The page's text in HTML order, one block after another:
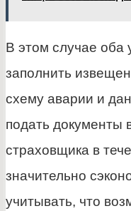
В этом случае оба
заполнить
схему аварии и
подать документы
страховщика в
значительно
учитывать, что